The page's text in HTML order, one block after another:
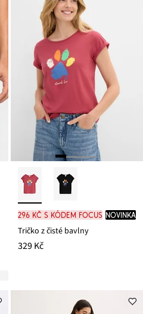
296 Kč s kódem FOCUS novinka
Tričko z čisté bavlny
329 Kč